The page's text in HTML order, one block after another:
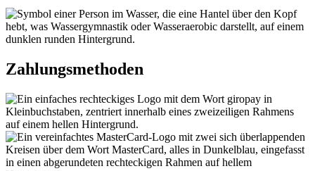
Zahlungsmethoden